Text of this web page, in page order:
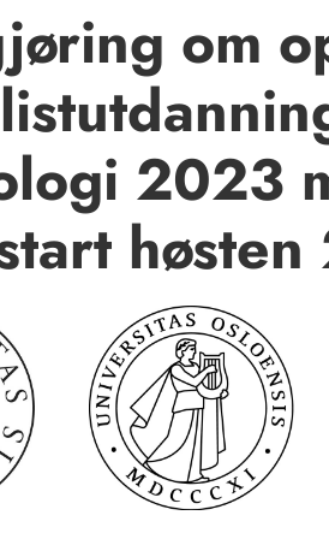
om
2023